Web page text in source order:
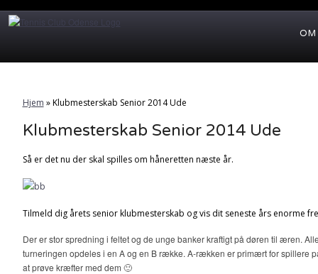
OM
Hjem »Klubmesterskab Senior 2014 Ude
Klubmesterskab Senior 2014 Ude
Så er det nu der skal spilles om håneretten næste år.
Tilmeld dig årets senior klubmesterskab og vis dit seneste års enorme
Der er stor spredning i feltet og de unge banker kraftigt på døren til æren.
turneringen opdeles i en A og en B række. A-rækken er primært for spillere
at prøve kræfter med dem 🙂